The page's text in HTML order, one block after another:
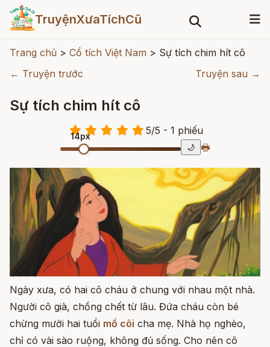
TruyệnXưaTíchCũ
Trang chủ > Cổ tích Việt Nam > Sự tích chim hít cô
← Truyện trước
Truyện sau →
Sự tích chim hít cô
5/5 - 1 phiếu
14px
🌙 🖶
Ngày xưa, có hai cô cháu ở chung với nhau một nhà.
Người cô già, chồng chết từ lâu. Đứa cháu còn bé
chừng mười hai tuổi mồ côi cha mẹ. Nhà họ nghèo,
chỉ có vài sào ruộng, không đủ sống. Cho nên cô